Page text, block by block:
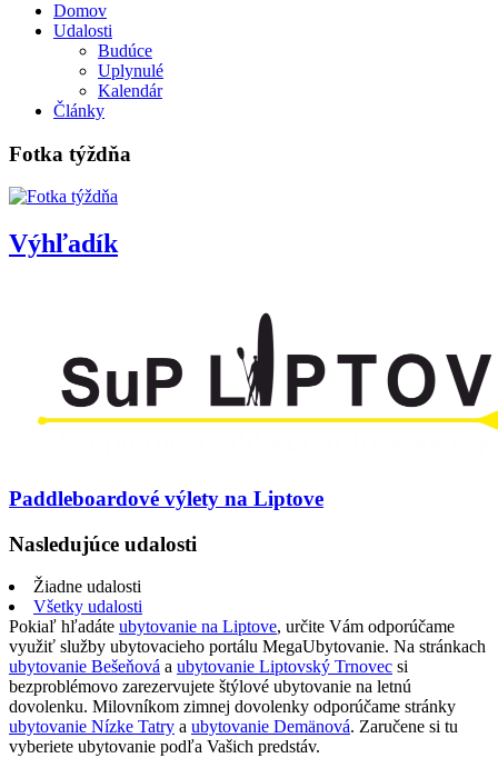
Domov
Udalosti
Budúce
Uplynulé
Kalendár
Články
Fotka týždňa
Výhľadík
Paddleboardové výlety na Liptove
Nasledujúce udalosti
Žiadne udalosti
Všetky udalosti
Pokiaľ hľadáte ubytovanie na Liptove, určite Vám odporúčame
využiť služby ubytovacieho portálu MegaUbytovanie. Na stránkach
ubytovanie Bešeňová a ubytovanie Liptovský Trnovec si
bezproblémovo zarezervujete štýlové ubytovanie na letnú
dovolenku. Milovníkom zimnej dovolenky odporúčame stránky
ubytovanie Nízke Tatry a ubytovanie Demänová. Zaručene si tu
vyberiete ubytovanie podľa Vašich predstáv.